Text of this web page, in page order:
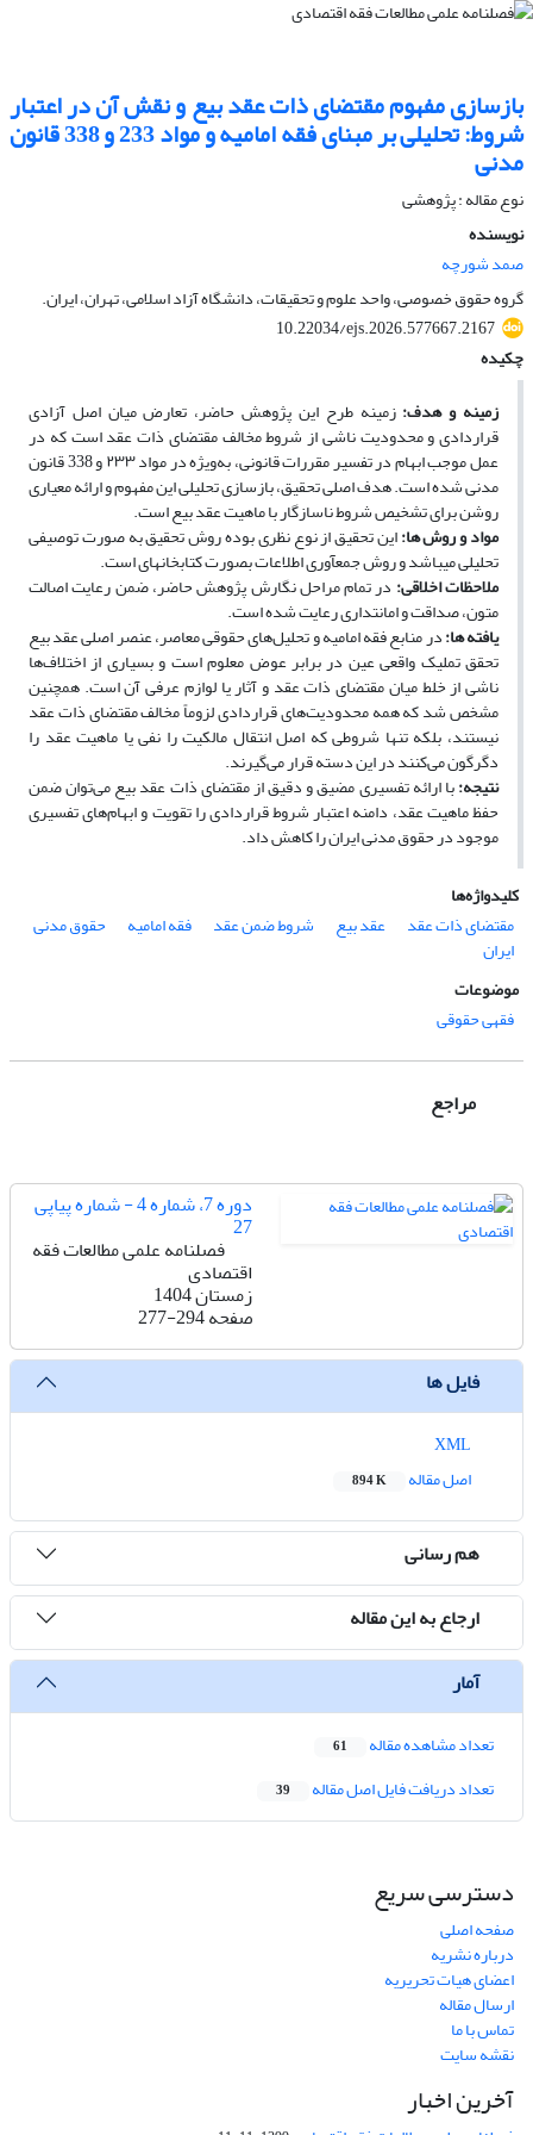
بازسازی مفهوم مقتضای ذات عقد بیع و نقش آن در اعتبار
شروط: تحلیلی بر مبنای فقه امامیه و مواد 233 و 338 قانون
مدنی
نوع مقاله : پژوهشی
نویسنده
صمد شورچه
گروه حقوق خصوصی، واحد علوم و تحقیقات، دانشگاه آزاد اسلامی، تهران، ایران.
10.22034/ejs.2026.577667.2167
چکیده
زمینه و هدف: زمینه طرح این پژوهش حاضر، تعارض میان اصل آزادی
قراردادی و محدودیت ناشی از شروط مخالف مقتضای ذات عقد است که در
عمل موجب ابهام در تفسیر مقررات قانونی، به‌ویژه در مواد ۲۳۳ و 338 قانون
مدنی شده است. هدف اصلی تحقیق، بازسازی تحلیلی این مفهوم و ارائه معیاری
روشن برای تشخیص شروط ناسازگار با ماهیت عقد بیع است.
مواد و روش­ ها:این تحقیق از نوع نظری بوده ‌روش تحقیق به صورت توصیفی
تحلیلی می‏باشد و روش جمع‏آوری اطلاعات بصورت کتابخانه‏ای است.
ملاحظات اخلاقی: در تمام مراحل نگارش پژوهش حاضر، ضمن رعایت اصالت
متون، صداقت و امانت­داری رعایت شده است.
یافته ­ها:در منابع فقه امامیه و تحلیل‌های حقوقی معاصر، عنصر اصلی عقد بیع
تحقق تملیک واقعی عین در برابر عوض معلوم است و بسیاری از اختلاف‌ها
ناشی از خلط میان مقتضای ذات عقد و آثار یا لوازم عرفی آن است. همچنین
مشخص شد که همه محدودیت‌های قراردادی لزوماً مخالف مقتضای ذات عقد
نیستند، بلکه تنها شروطی که اصل انتقال مالکیت را نفی یا ماهیت عقد را
دگرگون می‌کنند در این دسته قرار می‌گیرند.
نتیجه:با ارائه تفسیری مضیق و دقیق از مقتضای ذات عقد بیع می‌توان ضمن
حفظ ماهیت عقد، دامنه اعتبار شروط قراردادی را تقویت و ابهام‌های تفسیری
موجود در حقوق مدنی ایران را کاهش داد.
کلیدواژه‌ها
مقتضای ذات عقد
عقد بیع شروط ضمن عقد فقه امامیه حقوق مدنی
ایران
موضوعات
فقهی حقوقی
مراجع
دوره 7، شماره 4 - شماره پیاپی
27
فصلنامه علمی مطالعات فقه
اقتصادی
زمستان 1404
صفحه277-294
فایل ها
اصل مقاله
894 K
هم رسانی
ارجاع به این مقاله
آمار
تعداد مشاهده مقاله 61
تعداد دریافت فایل اصل مقاله 39
دسترسی سریع
صفحه اصلی
درباره نشریه
اعضای هیات تحریریه
ارسال مقاله
تماس با ما
نقشه سایت
آخرین اخبار